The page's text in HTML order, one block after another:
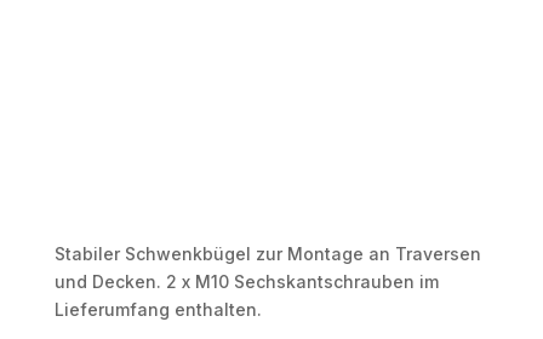
Stabiler Schwenkbügel zur Montage an Traversen
und Decken. 2 x M10 Sechskantschrauben im
Lieferumfang enthalten.